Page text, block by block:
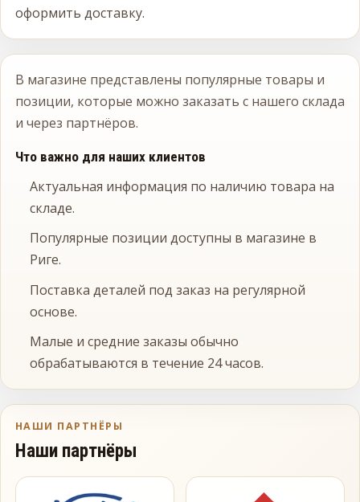
оформить доставку.
В магазине представлены популярные товары и
позиции, которые можно заказать с нашего склада
и через партнёров.
Что важно для наших клиентов
Актуальная информация по наличию товара на
складе.
Популярные позиции доступны в магазине в
Риге.
Поставка деталей под заказ на регулярной
основе.
Малые и средние заказы обычно
обрабатываются в течение 24 часов.
НАШИ ПАРТНЁРЫ
Наши партнёры